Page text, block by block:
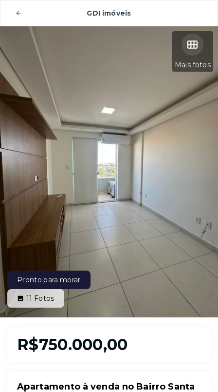
GDI imóveis
Mais fotos
Pronto para morar
11 Fotos
R$750.000,00
Apartamento à venda no Bairro Santa